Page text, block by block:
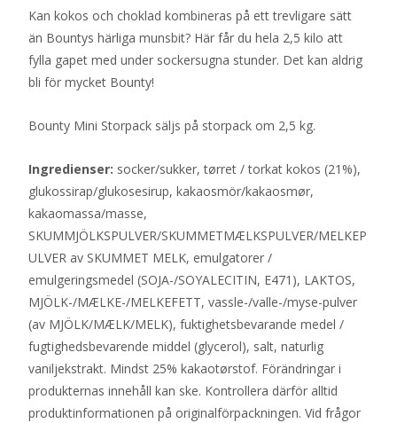
Kan kokos och choklad kombineras på ett trevligare sätt
än Bountys härliga munsbit? Här får du hela 2,5 kilo att
fylla gapet med under sockersugna stunder. Det kan aldrig
bli för mycket Bounty!
Bounty Mini Storpack säljs på storpack om 2,5 kg.
Ingredienser: socker/sukker, tørret / torkat kokos (21%),
glukossirap/glukosesirup, kakaosmör/kakaosmør,
kakaomassa/masse,
SKUMMJÖLKSPULVER/SKUMMETMÆLKSPULVER/MELKEP
ULVER av SKUMMET MELK, emulgatorer /
emulgeringsmedel (SOJA-/SOYALECITIN, E471), LAKTOS,
MJÖLK-/MÆLKE-/MELKEFETT, vassle-/valle-/myse-pulver
(av MJÖLK/MÆLK/MELK), fuktighetsbevarande medel /
fugtighedsbevarende middel (glycerol), salt, naturlig
vaniljekstrakt. Mindst 25% kakaotørstof. Förändringar i
produkternas innehåll kan ske. Kontrollera därför alltid
produktinformationen på originalförpackningen. Vid frågor